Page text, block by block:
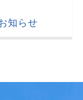
知らせ